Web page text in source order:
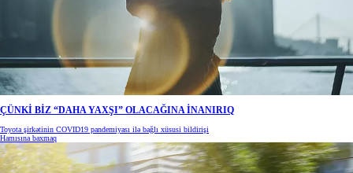
ÇÜNKİ BİZ “DAHA YAXŞI” OLACAĞINA İNANIRIQ
Toyota şirkətinin COVID19 pandemiyası ilə bağlı xüsusi bildirişi
Hamısına baxmaq